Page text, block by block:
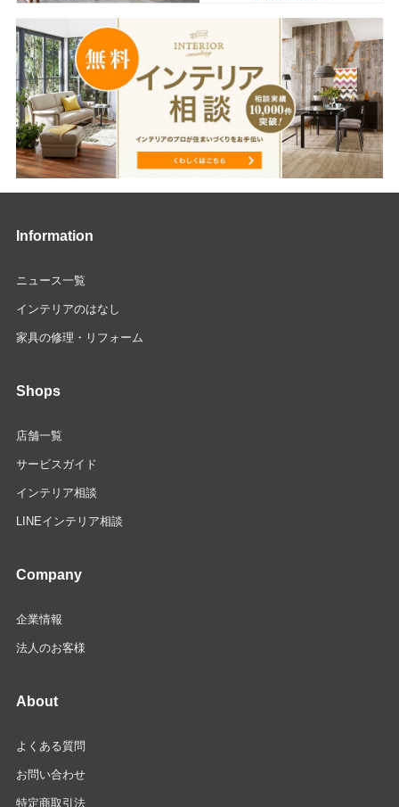
Information
ニュース一覧
インテリアのはなし
家具の修理・リフォーム
Shops
店舗一覧
サービスガイド
インテリア相談
LINEインテリア相談
Company
企業情報
法人のお客様
About
よくある質問
お問い合わせ
特定商取引法